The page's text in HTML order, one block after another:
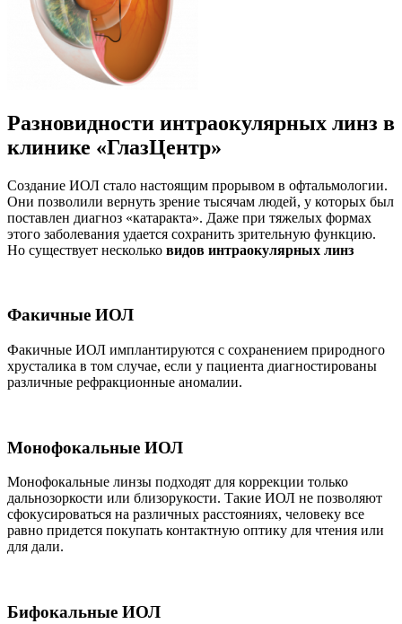
Разновидности интраокулярных линз в
клинике «ГлазЦентр»
Создание ИОЛ стало настоящим прорывом в офтальмологии.
Они позволили вернуть зрение тысячам людей, у которых был
поставлен диагноз «катаракта». Даже при тяжелых формах
этого заболевания удается сохранить зрительную функцию.
Но существует несколько видов интраокулярных линз
Факичные ИОЛ
Факичные ИОЛ имплантируются с сохранением природного
хрусталика в том случае, если у пациента диагностированы
различные рефракционные аномалии.
Монофокальные ИОЛ
Монофокальные линзы подходят для коррекции только
дальнозоркости или близорукости. Такие ИОЛ не позволяют
сфокусироваться на различных расстояниях, человеку все
равно придется покупать контактную оптику для чтения или
для дали.
Бифокальные ИОЛ